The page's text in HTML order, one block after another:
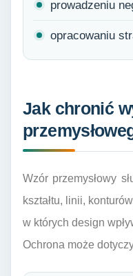
prowadzeniu
opracowaniu
Jak chronić
Wzór przemysłowy
kształtu, linii,
w których design
Ochrona może